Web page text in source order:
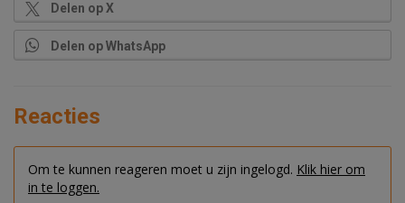
Delen op X
Delen op WhatsApp
Reacties
Om te kunnen reageren moet u zijn ingelogd. Klik hier om
in te loggen.